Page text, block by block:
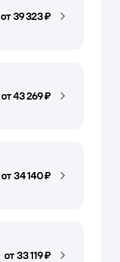
от39 ⁠323 ⁠₽
от43 ⁠269 ⁠₽
от34 ⁠140 ⁠₽
от33 ⁠119 ⁠₽